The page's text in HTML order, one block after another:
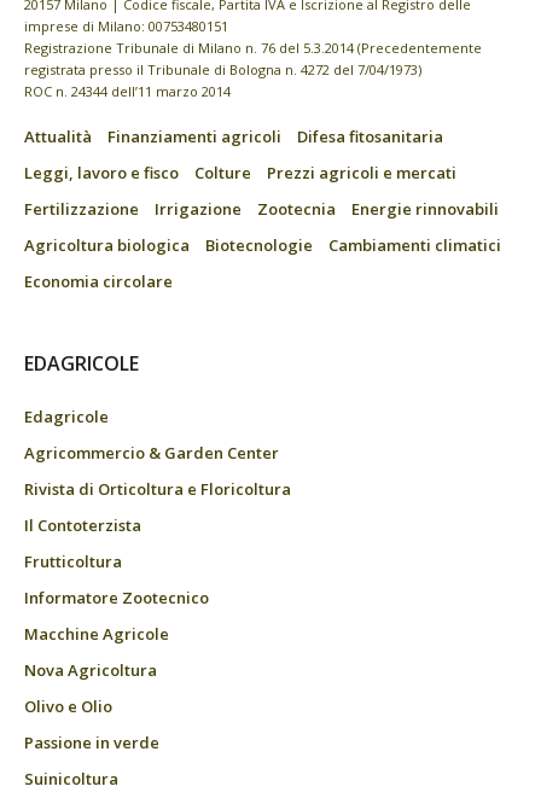
20157 Milano | Codice fiscale, Partita IVA e Iscrizione al Registro delle
imprese di Milano: 00753480151
Registrazione Tribunale di Milano n. 76 del 5.3.2014 (Precedentemente
registrata presso il Tribunale di Bologna n. 4272 del 7/04/1973)
ROC n. 24344 dell’11 marzo 2014
Attualità Finanziamenti agricoli
Difesa fitosanitaria
Leggi, lavoro e fisco
Colture
Prezzi agricoli e mercati
Fertilizzazione
Irrigazione Zootecnia
Energie rinnovabili
Agricoltura biologica
Biotecnologie
Cambiamenti climatici
Economia circolare
EDAGRICOLE
Edagricole
Agricommercio & Garden Center
Rivista di Orticoltura e Floricoltura
Il Contoterzista
Frutticoltura
Informatore Zootecnico
Macchine Agricole
Nova Agricoltura
Olivo e Olio
Passione in verde
Suinicoltura